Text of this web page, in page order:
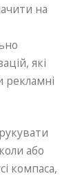
на
які
рекламні
або
компаса,